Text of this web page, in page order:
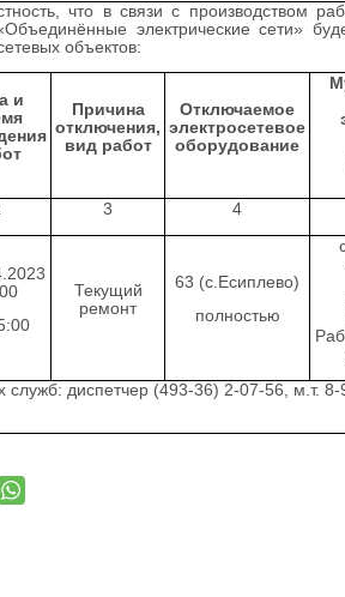
что в связи с производством
электрические сети»
объектов:
и
Причина
отключения,
вид работ
Отключаемое
электросетевое
оборудование
3 4
Текущий
ремонт
63 (с.Есиплево)
полностью
диспетчер (493-36) 2-07-56, м.т.